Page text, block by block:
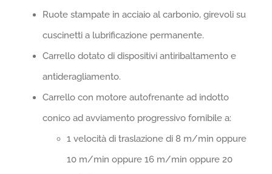
Ruote stampate in acciaio al carbonio, girevoli su
cuscinetti a lubrificazione permanente.
Carrello dotato di dispositivi antiribaltamento e
antideragliamento.
Carrello con motore autofrenante ad indotto
conico ad avviamento progressivo fornibile a:
1 velocità di traslazione di 8 m/min oppure
10 m/min oppure 16 m/min oppure 20